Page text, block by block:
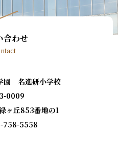
合わせ
園 名進研小学校
0009
ヶ丘853番地の1
758-5558